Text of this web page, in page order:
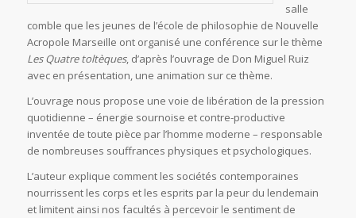
salle
comble que les jeunes de l’école de philosophie de Nouvelle
Acropole Marseille ont organisé une conférence sur le thème
Les Quatre toltèques, d’après l’ouvrage de Don Miguel Ruiz
avec en présentation, une animation sur ce thème.
L’ouvrage nous propose une voie de libération de la pression
quotidienne – énergie sournoise et contre-productive
inventée de toute pièce par l’homme moderne – responsable
de nombreuses souffrances physiques et psychologiques.
L’auteur explique comment les sociétés contemporaines
nourrissent les corps et les esprits par la peur du lendemain
et limitent ainsi nos facultés à percevoir le sentiment de